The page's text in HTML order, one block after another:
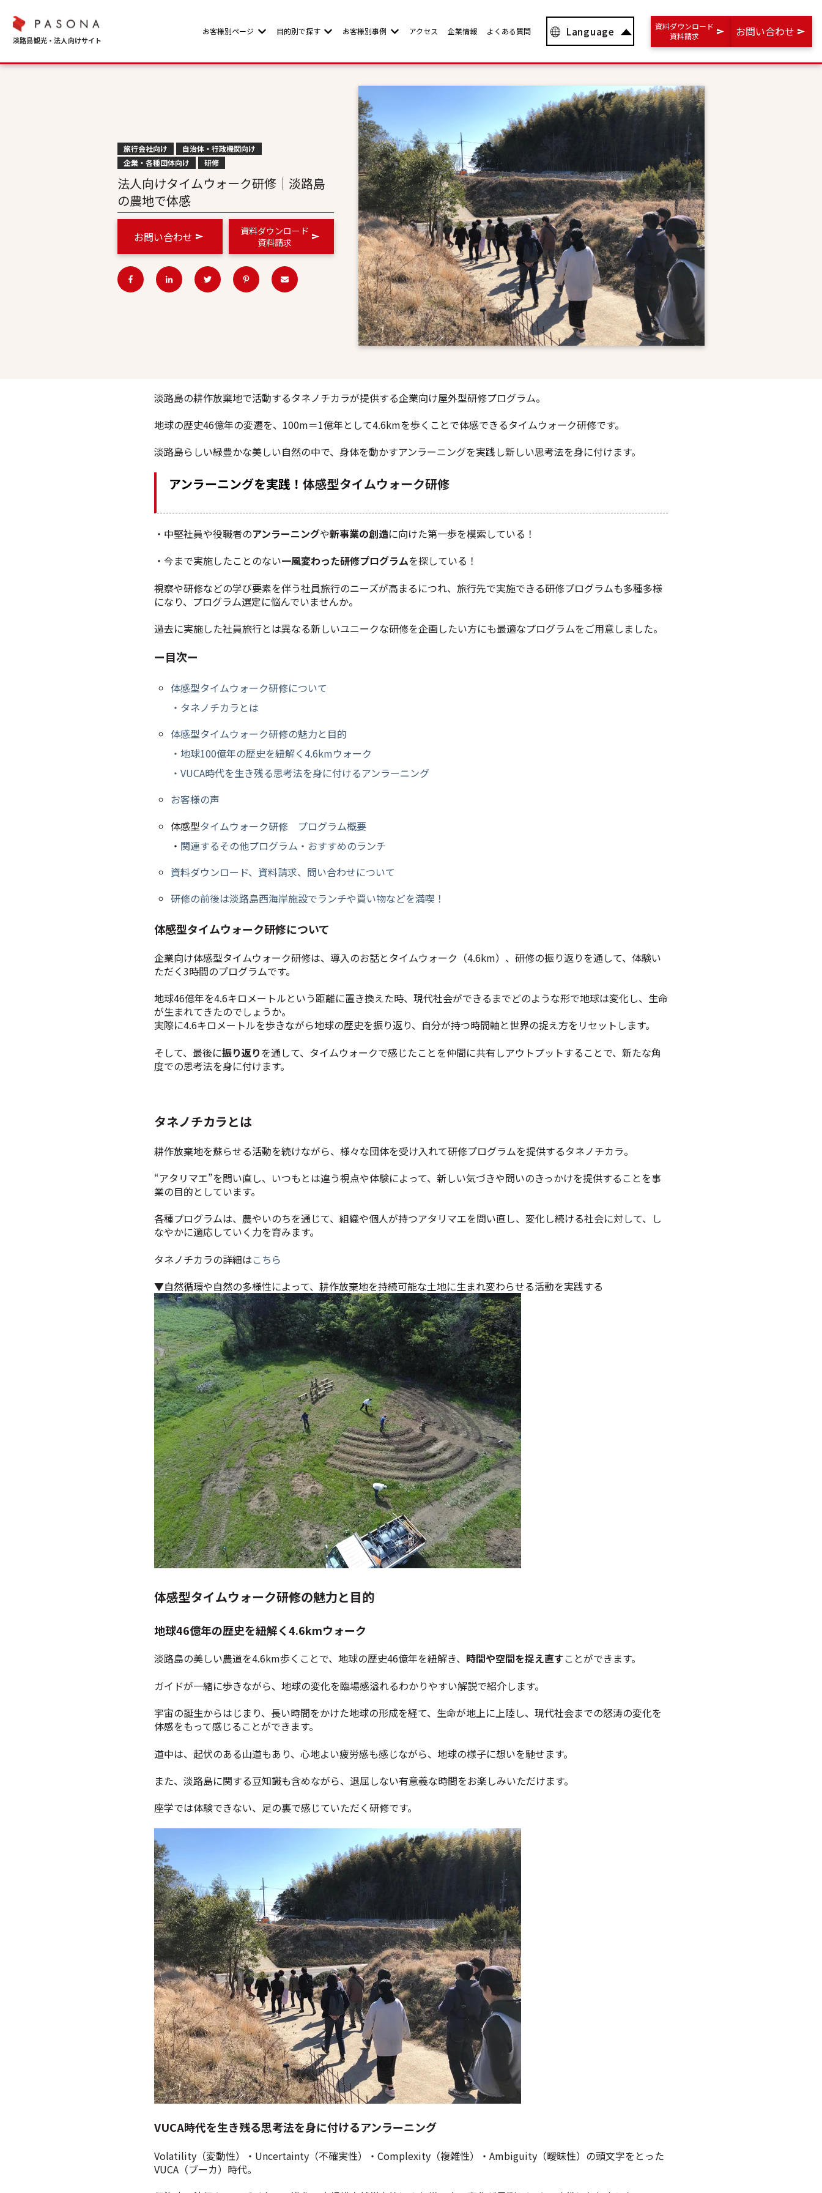
お客様別ページ Show submenu for お客様別ページ
目的別で探す Show submenu for 目的別で探す
お客様別事例 Show submenu for お客様別事例
アクセス 企業情報 よくある質問 Language
資料ダウンロード
資料請求
お問い合わせ
旅行会社向け
自治体・行政機関向け
企業・各種団体向け
研修
法人向けタイムウォーク研修｜淡路島
の農地で体感
お問い合わせ
資料ダウンロード
資料請求
淡路島の耕作放棄地で活動するタネノチカラが提供する企業向け屋外型研修プログラム。
地球の歴史46億年の変遷を、100m＝1億年として4.6kmを歩くことで体感できるタイムウォーク研修です。
淡路島らしい緑豊かな美しい自然の中で、身体を動かすアンラーニングを実践し新しい思考法を身に付けます。
アンラーニングを実践！ 体感型タイムウォーク研修
・中堅社員や役職者のアンラーニングや新事業の創造に向けた第一歩を模索している！
・今まで実施したことのない一風変わった研修プログラムを探している！
視察や研修などの学び要素を伴う社員旅行のニーズが高まるにつれ、旅行先で実施できる研修プログラムも多種多様
になり、プログラム選定に悩んでいませんか。
過去に実施した社員旅行とは異なる新しいユニークな研修を企画したい方にも最適なプログラムをご用意しました。
ー目次ー
体感型タイムウォーク研修について
・タネノチカラとは
体感型タイムウォーク研修の魅力と目的
・地球100億年の歴史を紐解く4.6kmウォーク
・VUCA時代を生き残る思考法を身に付けるアンラーニング
お客様の声
体感型タイムウォーク研修 プログラム概要
・ 関連するその他プログラム・おすすめのランチ
資料ダウンロード、資料請求、問い合わせについて
研修の前後は淡路島西海岸施設でランチや買い物などを満喫！
体感型タイムウォーク研修について
企業向け体感型タイムウォーク研修は、導入のお話とタイムウォーク（4.6km）、研修の振り返りを通して、体験い
ただく3時間のプログラムです。
地球46億年を4.6キロメートルという距離に置き換えた時、現代社会ができるまでどのような形で地球は変化し、生命
が生まれてきたのでしょうか。
実際に4.6キロメートルを歩きながら地球の歴史を振り返り、自分が持つ時間軸と世界の捉え方をリセットします。
そして、最後に振り返りを通して、タイムウォークで感じたことを仲間に共有しアウトプットすることで、新たな角
度での思考法を身に付けます。
タネノチカラとは
耕作放棄地を蘇らせる活動を続けながら、様々な団体を受け入れて研修プログラムを提供するタネノチカラ。
“アタリマエ”を問い直し、いつもとは違う視点や体験によって、新しい気づきや問いのきっかけを提供することを事
業の目的としています。
各種プログラムは、農やいのちを通じて、組織や個人が持つアタリマエを問い直し、変化し続ける社会に対して、し
なやかに適応していく力を育みます。
タネノチカラの詳細はこちら
▼自然循環や自然の多様性によって、耕作放棄地を持続可能な土地に生まれ変わらせる活動を実践する
体感型タイムウォーク研修の魅力と目的
地球46億年の歴史を紐解く4.6kmウォーク
淡路島の美しい農道を4.6km歩くことで、地球の歴史46億年を紐解き、 時間や空間を捉え直すことができます。
ガイドが一緒に歩きながら、地球の変化を臨場感溢れるわかりやすい解説で紹介します。
宇宙の誕生からはじまり、長い時間をかけた地球の形成を経て、生命が地上に上陸し、現代社会までの怒涛の変化を
体感をもって感じることができます。
道中は、起伏のある山道もあり、心地よい疲労感も感じながら、地球の様子に想いを馳せます。
また、淡路島に関する豆知識も含めながら、退屈しない有意義な時間をお楽しみいただけます。
座学では体験できない、足の裏で感じていただく研修です。
VUCA時代を生き残る思考法を身に付けるアンラーニング
Volatility（変動性）・Uncertainty（不確実性）・Complexity（複雑性）・Ambiguity（曖昧性）の頭文字をとった
VUCA（ブーカ）時代。